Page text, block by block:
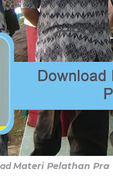
Materi Pelathan Pra